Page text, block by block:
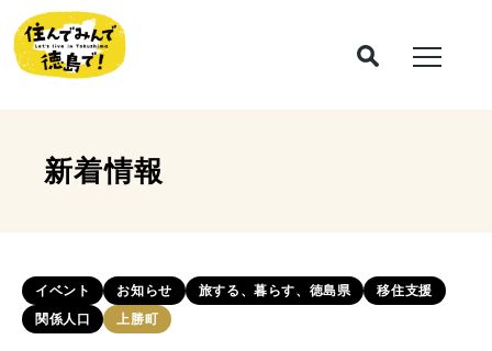
新着情報
イベント お知らせ 旅する、暮らす、徳島県
移住支援
関係人口
上勝町